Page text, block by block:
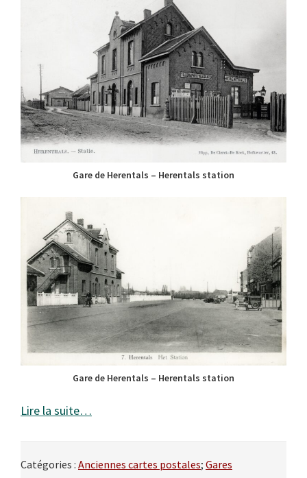
Gare de Herentals – Herentals station
Gare de Herentals – Herentals station
Lire la suite…
Catégories : Anciennes cartes postales; Gares